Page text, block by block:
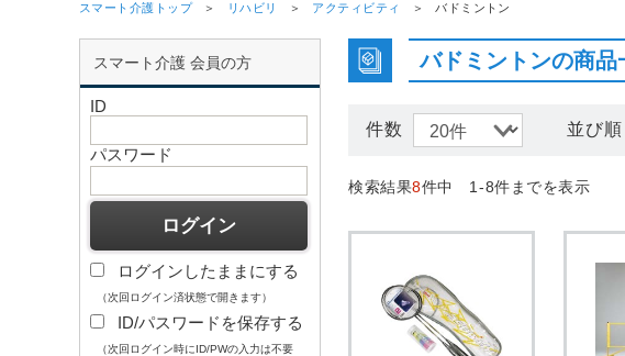
スマート介護トップ リハビリ アクティビティ バドミントン
スマート介護 会員の方
ID
パスワード
ログインしたままにする
（次回ログイン済状態で開きます）
ID/パスワードを保存する
（次回ログイン時にID/PWの入力は不要
バドミントンの商品
件数 並び順
検索結果8件中 1-8件までを表示